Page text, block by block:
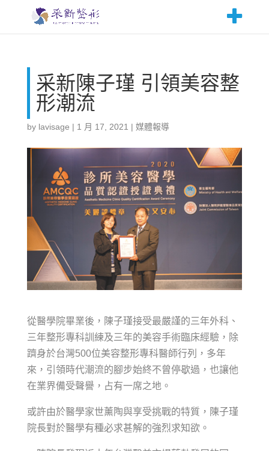
采新陳子瑾 引領美容整
形潮流
by lavisage | 1 月 17, 2021 | 媒體報導
從醫學院畢業後，陳子瑾接受最嚴謹的三年外科、
三年整形專科訓練及三年的美容手術臨床經驗，除
躋身於台灣500位美容整形專科醫師行列，多年
來，引領時代潮流的腳步始終不曾停歇過，也讓他
在業界備受聲譽，占有一席之地。
或許由於醫學家世薰陶與享受挑戰的特質，陳子瑾
院長對於醫學有種必求甚解的強烈求知欲。